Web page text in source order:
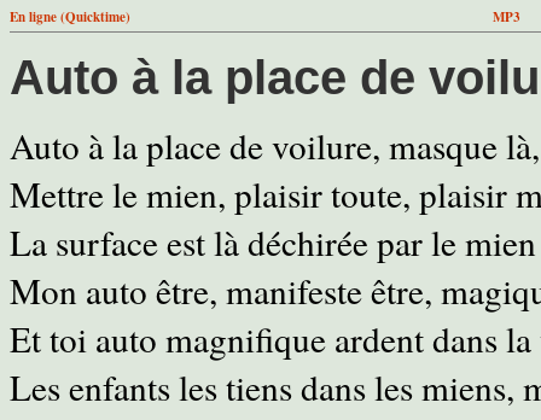
En ligne (Quicktime) MP3
Auto à la place de
Auto à la place de voilure, masque
Mettre le mien, plaisir toute, plaisir
La surface est là déchirée par le
Mon auto être, manifeste être,
Et toi auto magnifique ardent dans
Les enfants les tiens dans les